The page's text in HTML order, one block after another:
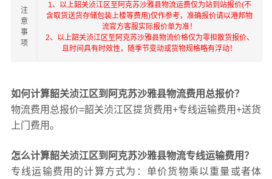
注
意
事
项
1、以上韶关浈江区至阿克苏沙雅县物流运费仅为站到站报价(不
含取货送货存储包装上楼等费用)仅作参考，准确报价请以港邦物
流官方客服实际报价单为准！
2、以上韶关浈江区至阿克苏沙雅县物流价格仅为零担散货报价、
且时间具有时效性，随季节变动或货物规格略有浮动！
如何计算韶关浈江区到阿克苏沙雅县物流费用总报价？
物流费用总报价=韶关浈江区提货费用+专线运输费用+送货
上门费用。
怎么计算韶关浈江区到阿克苏沙雅县物流专线运输费用？
专线运输费用的计算方式为：单价货物乘以重量或者体